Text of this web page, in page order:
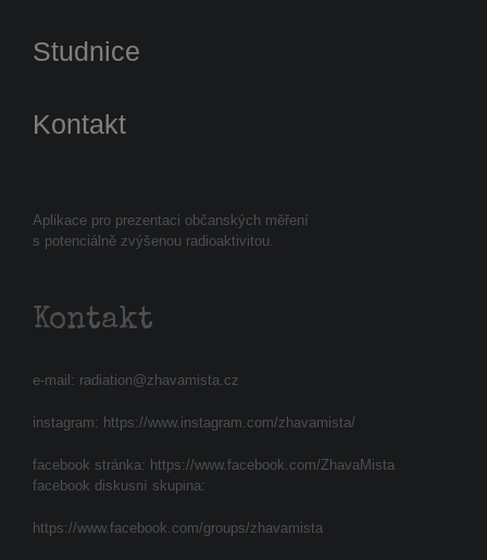
Aplikace pro prezentaci občanských měření
s potenciálně zvýšenou radioaktivitou.
Kontakt
e-mail: radiation@zhavamista.cz
instagram: https://www.instagram.com/zhavamista/
facebook stránka: https://www.facebook.com/ZhavaMista
facebook diskusní skupina:
https://www.facebook.com/groups/zhavamista
Studnice
Kontakt